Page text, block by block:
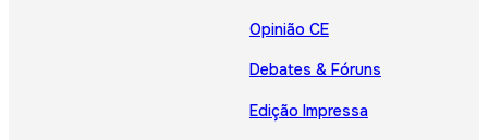
Opinião CE
Debates & Fóruns
Edição Impressa